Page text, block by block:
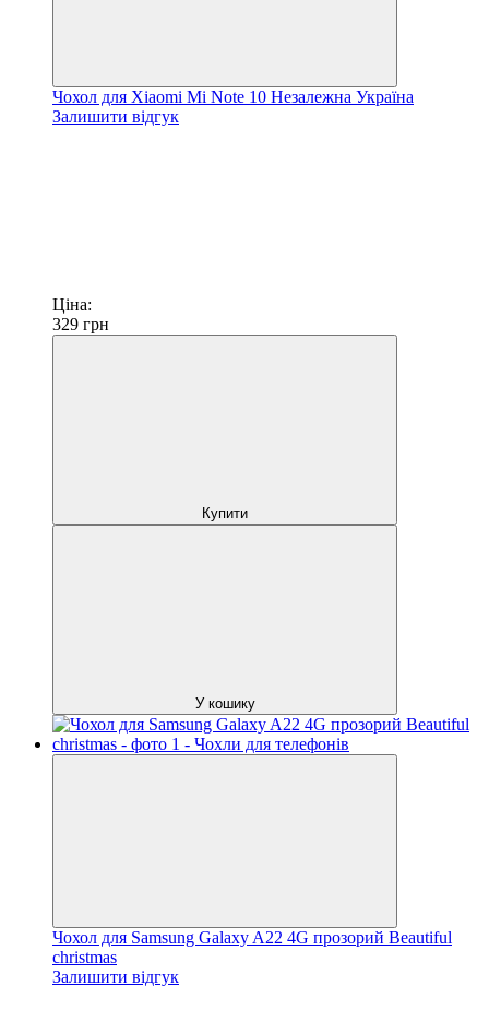
Чохол для Xiaomi Mi Note 10 Незалежна Україна
Залишити відгук
Ціна:
329 грн
Купити
У кошику
Чохол для Samsung Galaxy A22 4G прозорий Beautiful
christmas
Залишити відгук